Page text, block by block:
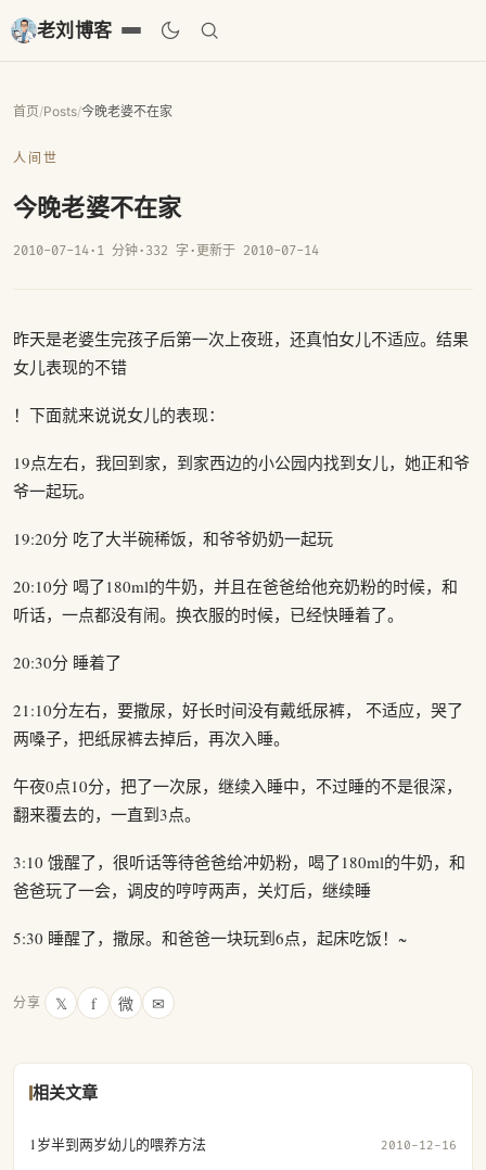
老刘博客
首页/Posts/今晚老婆不在家
人间世
今晚老婆不在家
2010-07-14· 1 分钟· 332 字 · 更新于 2010-07-14
昨天是老婆生完孩子后第一次上夜班，还真怕女儿不适应。结果
女儿表现的不错
！下面就来说说女儿的表现：
19点左右，我回到家，到家西边的小公园内找到女儿，她正和爷
爷一起玩。
19:20分 吃了大半碗稀饭，和爷爷奶奶一起玩
20:10分 喝了180ml的牛奶，并且在爸爸给他充奶粉的时候，和
听话，一点都没有闹。换衣服的时候，已经快睡着了。
20:30分 睡着了
21:10分左右，要撒尿，好长时间没有戴纸尿裤， 不适应，哭了
两嗓子，把纸尿裤去掉后，再次入睡。
午夜0点10分，把了一次尿，继续入睡中，不过睡的不是很深，
翻来覆去的，一直到3点。
3:10 饿醒了，很听话等待爸爸给冲奶粉，喝了180ml的牛奶，和
爸爸玩了一会，调皮的哼哼两声，关灯后，继续睡
5:30 睡醒了，撒尿。和爸爸一块玩到6点，起床吃饭！~
分享 𝕏 f 微 ✉
相关文章
1岁半到两岁幼儿的喂养方法 2010-12-16